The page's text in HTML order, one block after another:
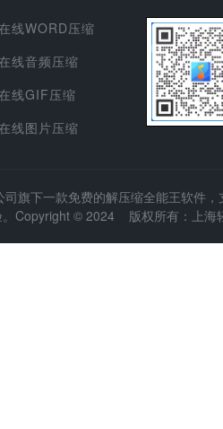
线WORD压缩
线音频压缩
线GIF压缩
线图片压缩
司旗下一款免费的解压缩全能王软件
。Copyright © 2024 版权所有：上